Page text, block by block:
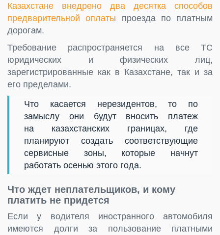
Казахстане внедрено два десятка способов
предварительной оплаты проезда по платным
дорогам.
Требование распространяется на все ТС
юридических и физических лиц,
зарегистрированные как в Казахстане, так и за
его пределами.
Что касается нерезидентов, то по
замыслу они будут вносить платеж
на казахстанских границах, где
планируют создать соответствующие
сервисные зоны, которые начнут
работать осенью этого года.
Что ждет неплательщиков, и кому
платить не придется
Если у водителя иностранного автомобиля
имеются долги за пользование платными